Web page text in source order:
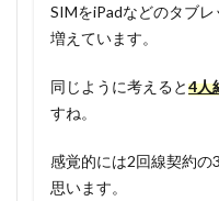
SIMをiPadなどのタブ
増えています。
同じように考えると4人
すね。
感覚的には2回線契約の
思います。